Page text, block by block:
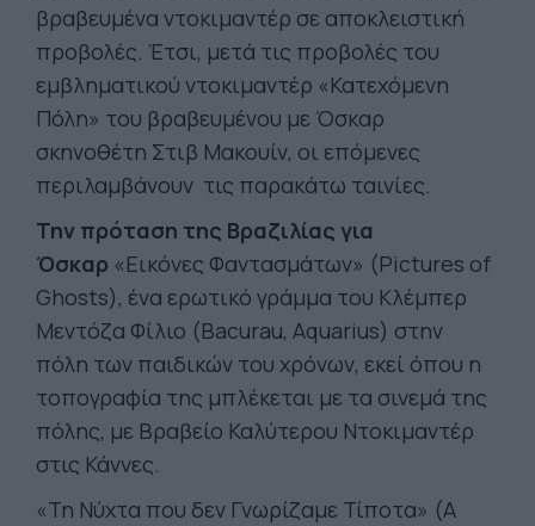
βραβευμένα ντοκιμαντέρ σε αποκλειστική
προβολές. Έτσι, μετά τις προβολές του
εμβληματικού ντοκιμαντέρ «Κατεχόμενη
Πόλη» του βραβευμένου με Όσκαρ
σκηνοθέτη Στιβ Μακουίν, οι επόμενες
περιλαμβάνουν τις παρακάτω ταινίες.
Την πρόταση της Βραζιλίας για
Όσκαρ «Εικόνες Φαντασμάτων» (Pictures of
Ghosts), ένα ερωτικό γράμμα του Κλέμπερ
Μεντόζα Φίλιο (Bacurau, Aquarius) στην
πόλη των παιδικών του χρόνων, εκεί όπου η
τοπογραφία της μπλέκεται με τα σινεμά της
πόλης, με Βραβείο Καλύτερου Ντοκιμαντέρ
στις Κάννες.
«Τη Νύχτα που δεν Γνωρίζαμε Τίποτα» (A